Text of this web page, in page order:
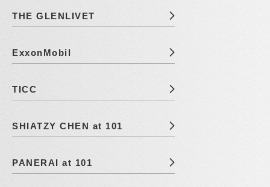
THE GLENLIVET
ExxonMobil
TICC
SHIATZY CHEN at 101
PANERAI at 101